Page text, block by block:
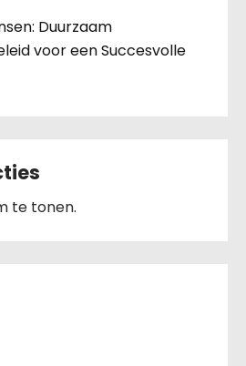
Duurzaam
voor een Succesvolle
te tonen.